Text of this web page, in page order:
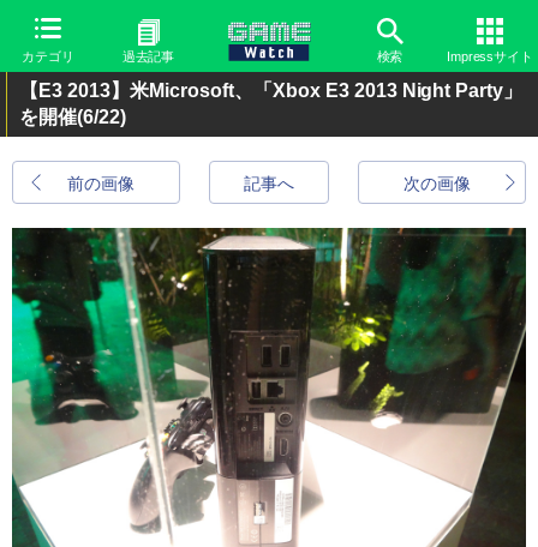
カテゴリ 過去記事 検索 Impressサイト
【E3 2013】米Microsoft、「Xbox E3 2013 Night Party」
を開催(6/22)
前の画像 次の画像
記事へ